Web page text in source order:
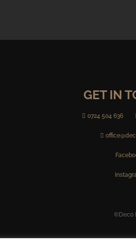
GET IN
 0724 504 636

©Deco